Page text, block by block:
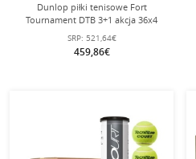
Dunlop piłki tenisowe Fort
Tournament DTB 3+1 akcja 36x4
sztuki w kartonie
SRP: 521,64€
459,86€